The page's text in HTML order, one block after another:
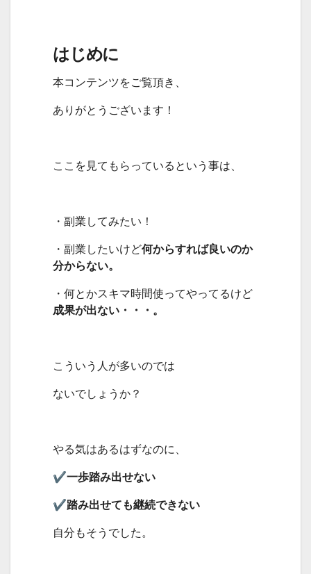
はじめに
本コンテンツをご覧頂き、
ありがとうございます！
ここを見てもらっているという事は、
・副業してみたい！
・副業したいけど何からすれば良いのか
分からない。
・何とかスキマ時間使ってやってるけど
成果が出ない・・・。
こういう人が多いのでは
ないでしょうか？
やる気はあるはずなのに、
✔︎一歩踏み出せない
✔︎踏み出せても継続できない
自分もそうでした。